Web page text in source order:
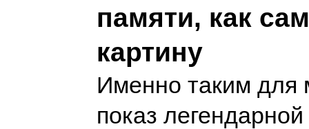
памяти, как
картину
Именно таким для
показ